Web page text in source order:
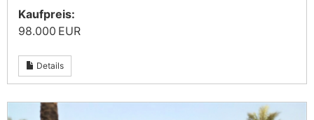
Kaufpreis:
98.000 EUR
Details